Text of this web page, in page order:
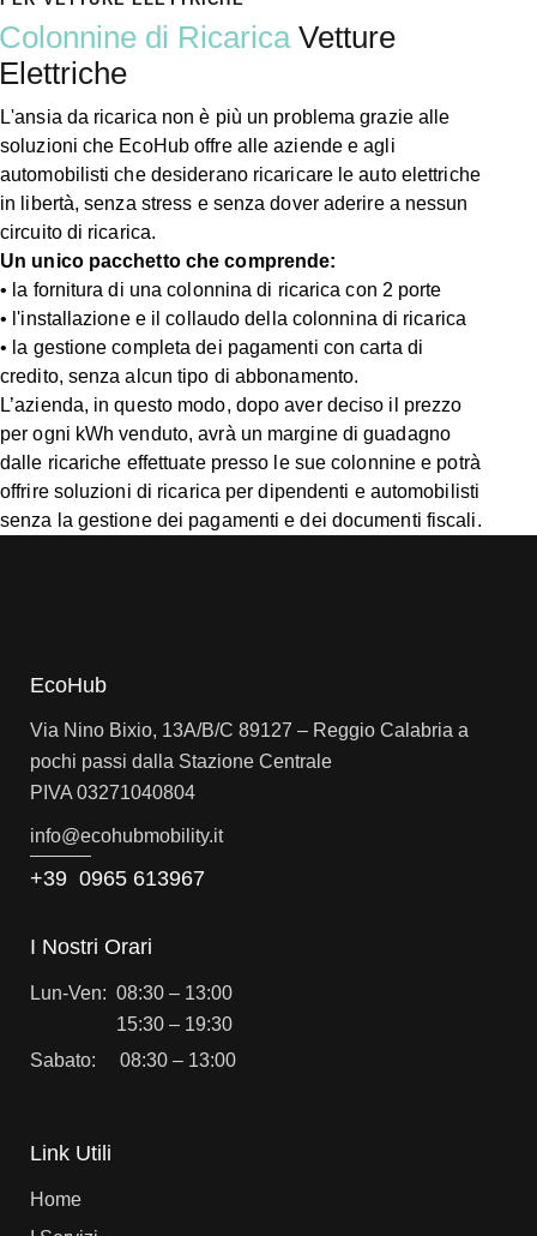
Colonnine di RicaricaVetture
Elettriche
L'ansia da ricarica non è più un problema grazie alle
soluzioni che EcoHub offre alle aziende e agli
automobilisti che desiderano ricaricare le auto elettriche
in libertà, senza stress e senza dover aderire a nessun
circuito di ricarica.
Un unico pacchetto che comprende:
• la fornitura di una colonnina di ricarica con 2 porte
• l'installazione e il collaudo della colonnina di ricarica
• la gestione completa dei pagamenti con carta di
credito, senza alcun tipo di abbonamento.
L’azienda, in questo modo, dopo aver deciso il prezzo
per ogni kWh venduto, avrà un margine di guadagno
dalle ricariche effettuate presso le sue colonnine e potrà
offrire soluzioni di ricarica per dipendenti e automobilisti
senza la gestione dei pagamenti e dei documenti fiscali.
EcoHub
Via Nino Bixio, 13A/B/C 89127 – Reggio Calabria a
pochi passi dalla Stazione Centrale
PIVA 03271040804
info@ecohubmobility.it
+39 0965 613967
I Nostri Orari
Lun-Ven: 08:30 – 13:00
15:30 – 19:30
Sabato: 08:30 – 13:00
Link Utili
Home